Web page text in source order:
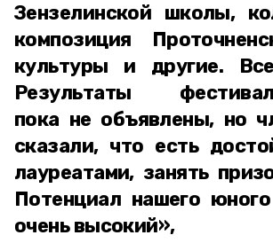
Зензелинской школы,
композиция
культуры и другие.
Результаты
пока не объявлены, но
сказали, что есть
лауреатами, занять
Потенциал нашего
очень высокий»,